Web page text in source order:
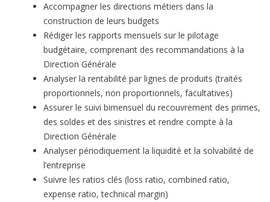
Accompagner les directions métiers dans la
construction de leurs budgets
Rédiger les rapports mensuels sur le pilotage
budgétaire, comprenant des recommandations à la
Direction Générale
Analyser la rentabilité par lignes de produits (traités
proportionnels, non proportionnels, facultatives)
Assurer le suivi bimensuel du recouvrement des primes,
des soldes et des sinistres et rendre compte à la
Direction Générale
Analyser périodiquement la liquidité et la solvabilité de
l’entreprise
Suivre les ratios clés (loss ratio, combined ratio,
expense ratio, technical margin)